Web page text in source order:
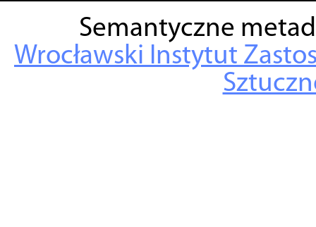
Semantyczne
Wrocławski Instytut